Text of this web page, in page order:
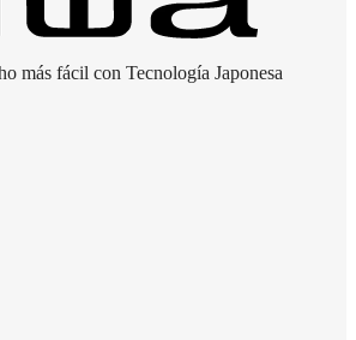
más fácil con Tecnología Japonesa